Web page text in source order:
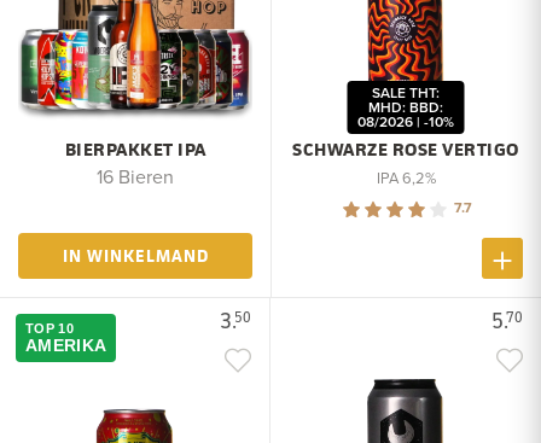
BIERPAKKET IPA
16 Bieren
IN WINKELMAND
SCHWARZE ROSE VERTIGO
SALE THT:
MHD: BBD:
08/2026 | -10%
IPA 6,2%
7.7
3.50
TOP 10
AMERIKA
5.70